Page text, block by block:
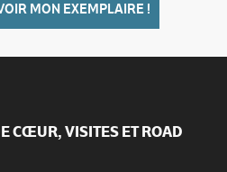
MON EXEMPLAIRE !
CŒUR, VISITES ET ROAD